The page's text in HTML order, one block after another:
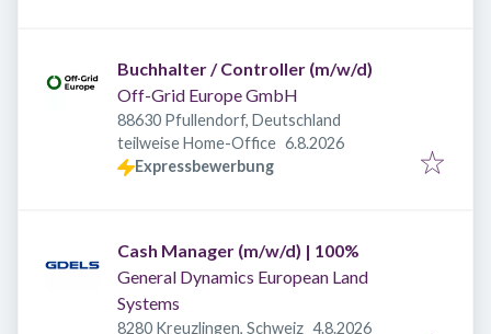
Buchhalter / Controller (m/w/d)
Off-Grid Europe GmbH
88630 Pfullendorf, Deutschland
teilweise Home-Office Veröffentlicht
6.8.2026
Expressbewerbung
Cash Manager (m/w/d) | 100%
General Dynamics European Land
Systems
8280 Kreuzlingen, Schweiz Veröffentlicht
4.8.2026